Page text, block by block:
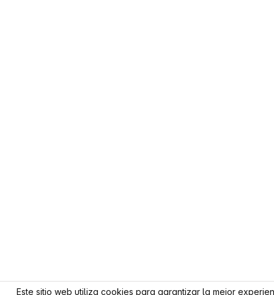
Este sitio web utiliza cookies para garantizar la mejor